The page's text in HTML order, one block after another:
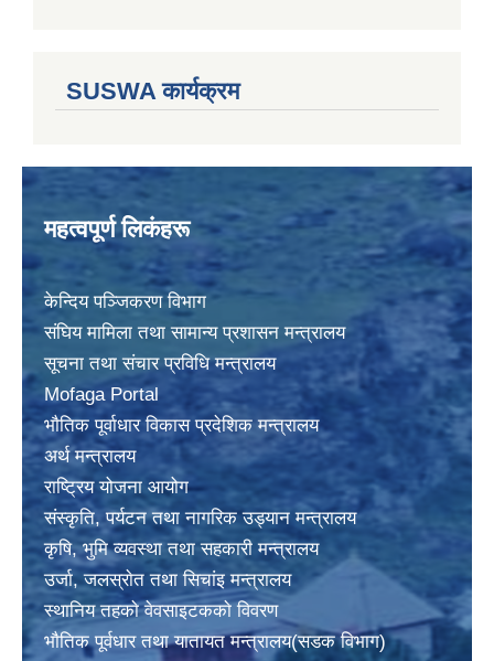
SUSWA कार्यक्रम
महत्वपूर्ण लिकंहरू
केन्दिय पञ्जिकरण विभाग
संघिय मामिला तथा सामान्य प्रशासन मन्त्रालय
सूचना तथा संचार प्रविधि मन्त्रालय
Mofaga Portal
भाैतिक पूर्वाधार विकास प्रदेशिक मन्त्रालय
अर्थ मन्त्रालय
राष्ट्रिय योजना आयोग
संस्कृति, पर्यटन तथा नागरिक उड्यान मन्त्रालय
कृषि, भुमि व्यवस्था तथा सहकारी मन्त्रालय
उर्जा, जलस्राेत तथा सिचांइ मन्त्रालय
स्थानिय तहकाे वेवसाइटककाे विवरण
भाैतिक पूर्वधार तथा यातायत मन्त्रालय(सडक विभाग)